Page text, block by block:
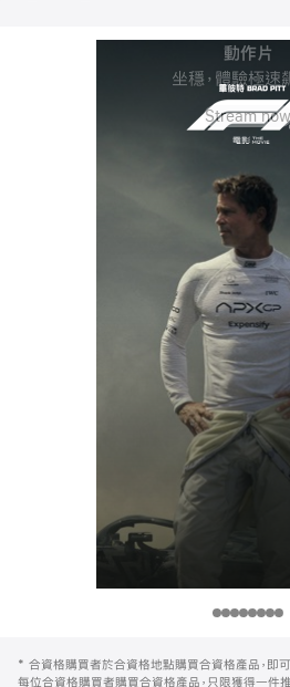
節
1
節
2
節
3
節
4
節
5
節
6
節
7
節
8
立即串流播放
科幻
真相長埋往事
Stream now
驚慄
當內心只剩恐
Stream now
驚慄
一位中產媽媽為追尋真
索和謀殺的黑暗漩
懸疑
歡迎來到這座島嶼，享
旅。沿途如有任何疑難，
問。
Stream now
劇情類
想滿足欲望，何罪
Stream now
歷險
新一輪威脅即將
Stream now
劇情類
新淘金時代，正式
Stream now
動作片
坐穩，體驗極速
Footer
* 合資格購買者於合資格地點購買合資格產品，
每位合資格購買者購買合資格產品，只限獲得一件